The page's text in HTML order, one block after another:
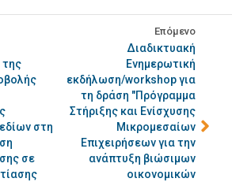
της
στη
σε
Επόμενο
Διαδικτυακή
Ενημερωτική
εκδήλωση/workshop για
τη δράση "Πρόγραμμα
Στήριξης και Ενίσχυσης
Μικρομεσαίων
Επιχειρήσεων για την
ανάπτυξη βιώσιμων
οικονομικών